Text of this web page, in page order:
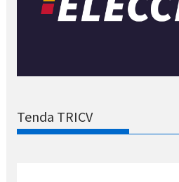
Tenda TRICV